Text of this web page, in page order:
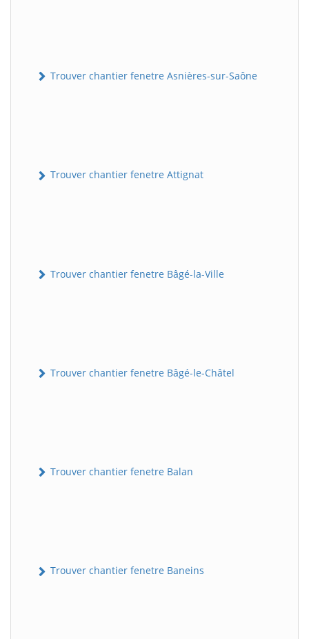
Trouver chantier fenetre Asnières-sur-Saône
Trouver chantier fenetre Attignat
Trouver chantier fenetre Bâgé-la-Ville
Trouver chantier fenetre Bâgé-le-Châtel
Trouver chantier fenetre Balan
Trouver chantier fenetre Baneins